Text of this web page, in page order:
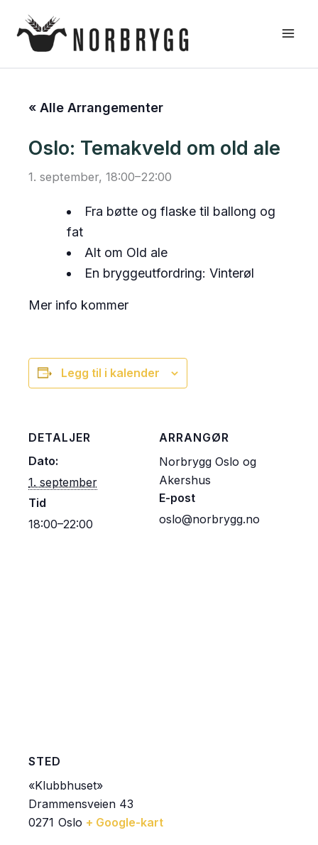
rett
« Alle Arrangementer
Oslo: Temakveld om old ale
1. september, 18:00–22:00
Fra bøtte og flaske til ballong og
fat
Alt om Old ale
En bryggeutfordring: Vinterøl
Mer info kommer
Legg til i kalender
DETALJER
Dato:
1. september
Tid
18:00–22:00
ARRANGØR
Norbrygg Oslo og
Akershus
E-post
oslo@norbrygg.no
STED
«Klubbhuset»
Drammensveien 43
Oslo
0271 + Google-kart